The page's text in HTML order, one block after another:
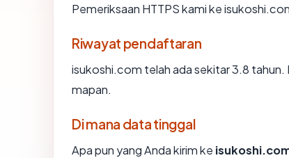
Pemeriksaan HTTPS kami ke
Riwayat pendaftaran
isukoshi.com telah ada sekitar 3.8
mapan.
Di mana data tinggal
Apa pun yang Anda kirim ke